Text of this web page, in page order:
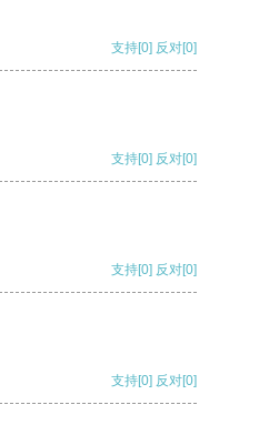
支持[0] 反对[0]
支持[0] 反对[0]
支持[0] 反对[0]
支持[0] 反对[0]